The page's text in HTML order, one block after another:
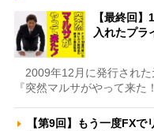
【最終回
入れたプラ
2009年12月に発行された
『突然マルサがやって来
【第9回】もう一度FX